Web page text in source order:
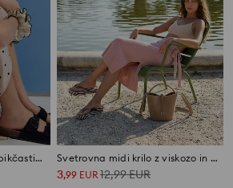
Midi krilo z razporkom s pikčastim vzorcem Svetrovna midi krilo z viskozo in metaliziranim nitom
3,99 EUR12,99EUR